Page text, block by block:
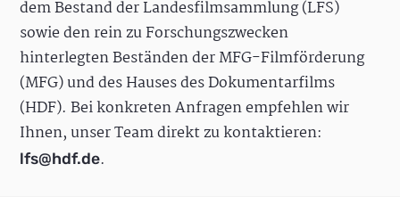
dem Bestand der Landesfilmsammlung (LFS)
sowie den rein zu Forschungszwecken
hinterlegten Beständen der MFG-Filmförderung
(MFG) und des Hauses des Dokumentarfilms
(HDF). Bei konkreten Anfragen empfehlen wir
Ihnen, unser Team direkt zu kontaktieren:
lfs@hdf.de.